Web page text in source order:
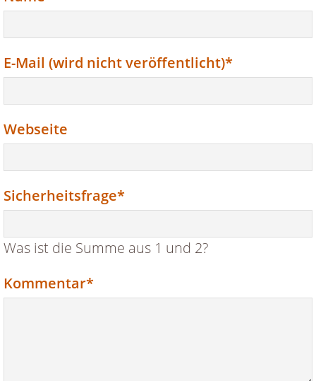
Pflichtfeld
E-Mail (wird nicht veröffentlicht)*
Webseite
Pflichtfeld
Sicherheitsfrage*
Was ist die Summe aus 1 und 2?
Pflichtfeld
Kommentar*